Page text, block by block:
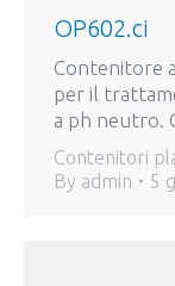
OP602.ci
Contenitore
per il
a ph neutro.
Contenitori
By admin 5